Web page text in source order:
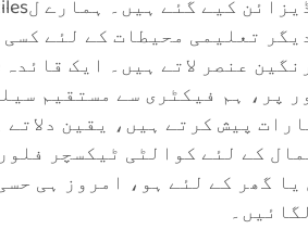
تعلیمی محیطات کے لئے
پر، ہم فیکٹری سے مستقیم
پیش کرتے ہیں، یقین
کے لئے کوالٹی ٹیکسچر
یا گھر کے لئے ہو، امروز ہی